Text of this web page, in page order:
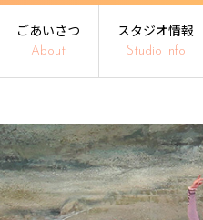
ごあいさつ
About
スタジオ情報
Studio Info